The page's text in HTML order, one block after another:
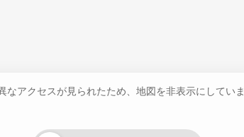
なアクセスが見られたため、地図を非表示にしていま